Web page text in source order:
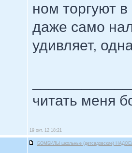
ном торгуют
даже само
удивляет,
читать меня
19 окт, 12 18:21
БОМБИЛЫ школьные (детсадовские)